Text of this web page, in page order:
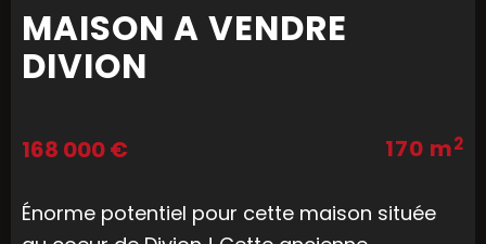
MAISON A VENDRE
DIVION
170 m2
168 000 €
Énorme potentiel pour cette maison située